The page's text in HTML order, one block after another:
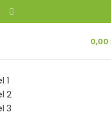
0,00